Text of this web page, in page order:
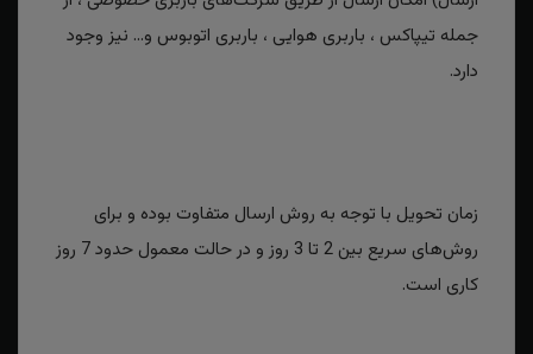
جمله تیپاکس ، باربری هوایی ، باربری اتوبوس و... نیز وجود
دارد.
زمان تحویل با توجه به روش ارسال متفاوت بوده و برای
روش‌های سریع بین 2 تا 3 روز و در حالت معمول حدود 7 روز
کاری است.